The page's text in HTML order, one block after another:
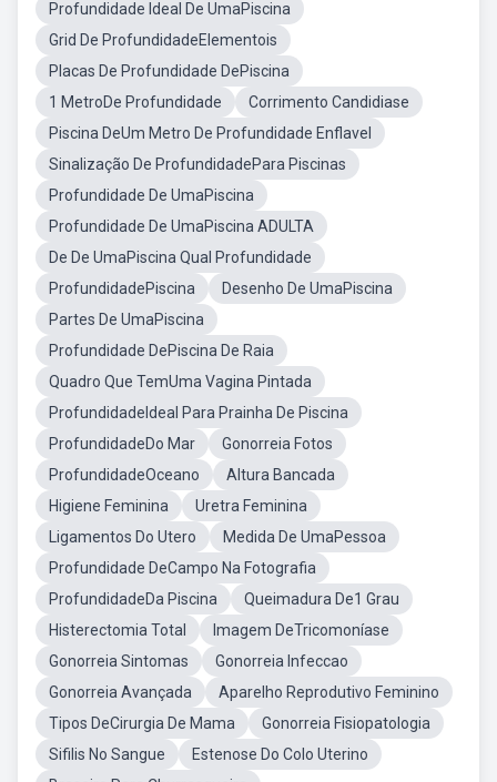
Profundidade Ideal De UmaPiscina
Grid De ProfundidadeElementois
Placas De Profundidade DePiscina
1 MetroDe Profundidade
Corrimento Candidiase
Piscina DeUm Metro De Profundidade Enflavel
Sinalização De ProfundidadePara Piscinas
Profundidade De UmaPiscina
Profundidade De UmaPiscina ADULTA
De De UmaPiscina Qual Profundidade
ProfundidadePiscina
Desenho De UmaPiscina
Partes De UmaPiscina
Profundidade DePiscina De Raia
Quadro Que TemUma Vagina Pintada
ProfundidadeIdeal Para Prainha De Piscina
ProfundidadeDo Mar
Gonorreia Fotos
ProfundidadeOceano
Altura Bancada
Higiene Feminina
Uretra Feminina
Ligamentos Do Utero
Medida De UmaPessoa
Profundidade DeCampo Na Fotografia
ProfundidadeDa Piscina
Queimadura De1 Grau
Histerectomia Total
Imagem DeTricomoníase
Gonorreia Sintomas
Gonorreia Infeccao
Gonorreia Avançada
Aparelho Reprodutivo Feminino
Tipos DeCirurgia De Mama
Gonorreia Fisiopatologia
Sifilis No Sangue
Estenose Do Colo Uterino